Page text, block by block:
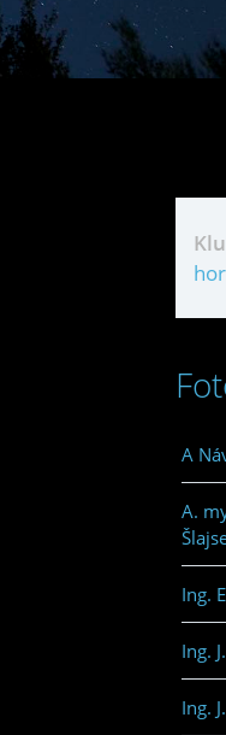
A
A.
Ing.
Ing.
Ing.